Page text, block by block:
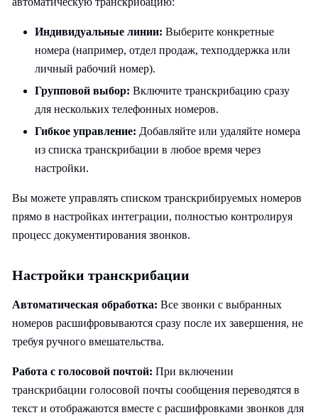
Индивидуальные линии: Выберите конкретные
номера (например, отдел продаж, техподдержка или
личный рабочий номер).
Групповой выбор: Включите транскрибацию сразу
для нескольких телефонных номеров.
Гибкое управление: Добавляйте или удаляйте номера
из списка транскрибации в любое время через
настройки.
Вы можете управлять списком транскрибируемых номеров
прямо в настройках интеграции, полностью контролируя
процесс документирования звонков.
Настройки транскрибации
Автоматическая обработка: Все звонки с выбранных
номеров расшифровываются сразу после их завершения, не
требуя ручного вмешательства.
Работа с голосовой почтой: При включении
транскрибации голосовой почты сообщения переводятся в
текст и отображаются вместе с расшифровками звонков для